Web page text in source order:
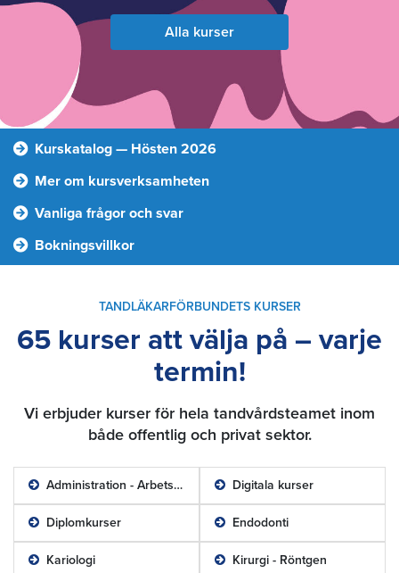
Alla kurser
Kurskatalog — Hösten 2026
Mer om kursverksamheten
Vanliga frågor och svar
Bokningsvillkor
TANDLÄKARFÖRBUNDETS KURSER
65 kurser att välja på – varje
termin!
Vi erbjuder kurser för hela tandvårdsteamet inom
både offentlig och privat sektor.
Administration - Arbetsmiljö Digitala kurser
Diplomkurser Endodonti
Kariologi Kirurgi - Röntgen